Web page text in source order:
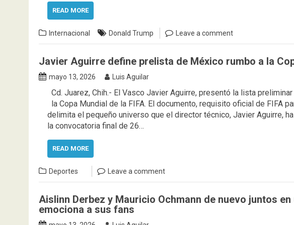
READ MORE
Internacional Donald Trump Leave a comment
Javier Aguirre define prelista de México rumbo a la
mayo 13, 2026 Luis Aguilar
Cd. Juarez, Chih.- El Vasco Javier Aguirre, presentó la lista
la Copa Mundial de la FIFA. El documento, requisito oficial de FIFA
delimita el pequeño universo que el director técnico, Javier Aguirre,
la convocatoria final de 26…
READ MORE
Deportes Leave a comment
Aislinn Derbez y Mauricio Ochmann de nuevo juntos
emociona a sus fans